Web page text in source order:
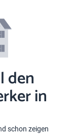
den
in
schon zeigen